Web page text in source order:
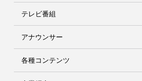
テレビ番組
アナウンサー
各種コンテンツ